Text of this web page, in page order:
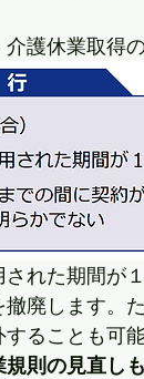
護休業取得
れた期間が
撤廃します。
ることも可
規則の見直し